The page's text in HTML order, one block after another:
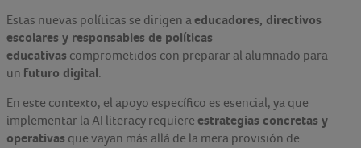
Estas nuevas políticas se dirigen aeducadores, directivos
escolares y responsables de políticas
educativas comprometidos con preparar al alumnado para
un futuro digital.
En este contexto, el apoyo específico es esencial, ya que
implementar la AI literacy requiere estrategias concretas y
operativas que vayan más allá de la mera provisión de